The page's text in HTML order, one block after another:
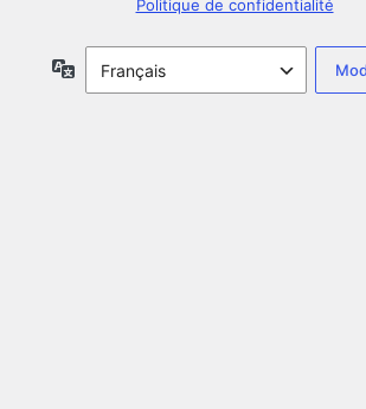
Politique de confidentialité
Langue